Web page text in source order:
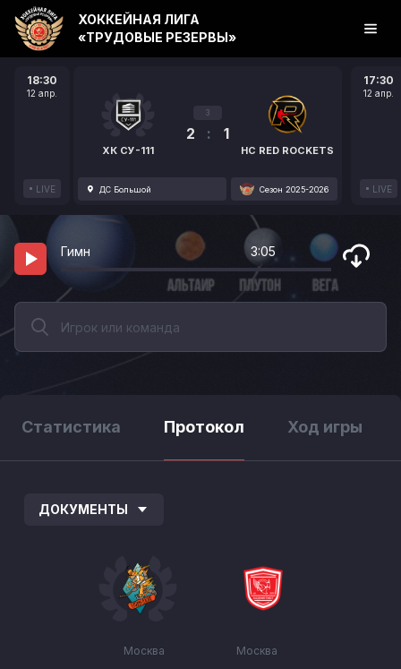
18:30
12 апр.
LIVE
ХК СУ-111
3
2 : 1
HC RED ROCKETS
ДС Большой Сезон 2025-2026
17:30
12 апр.
LIVE
ХОККЕЙНАЯ ЛИГА
«ТРУДОВЫЕ РЕЗЕРВЫ»
Гимн 3:05
Статистика Протокол Ход игры
ДОКУМЕНТЫ
Москва Москва